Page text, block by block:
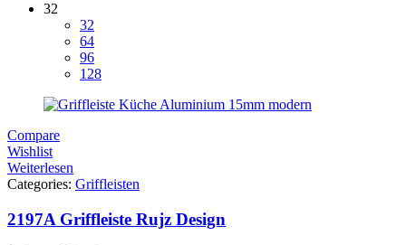
32
32
64
96
128
Compare
Wishlist
Weiterlesen
Categories: Griffleisten
2197A Griffleiste Rujz Design